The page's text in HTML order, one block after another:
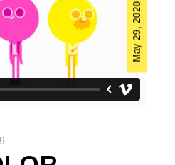
May 29, 2020